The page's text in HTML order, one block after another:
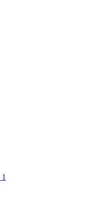
1